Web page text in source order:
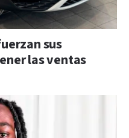
sus
las ventas